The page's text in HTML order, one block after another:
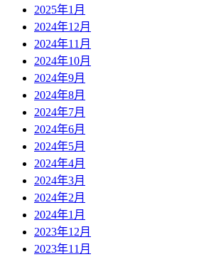
2025年1月
2024年12月
2024年11月
2024年10月
2024年9月
2024年8月
2024年7月
2024年6月
2024年5月
2024年4月
2024年3月
2024年2月
2024年1月
2023年12月
2023年11月